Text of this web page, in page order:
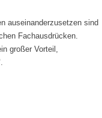
auseinanderzusetzen sind
Fachausdrücken.
großer Vorteil,